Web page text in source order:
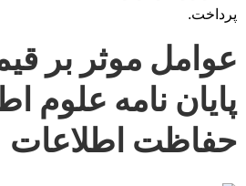
پرداخت.
عوامل موثر بر
پایان نامه علوم
حفاظت اطلاعات